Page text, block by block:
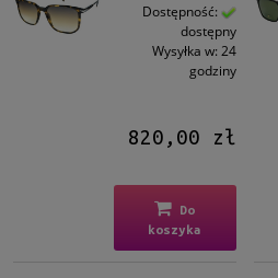
Dostępność:
dostępny
Wysyłka w: 24
godziny
820,00 zł
Do
koszyka